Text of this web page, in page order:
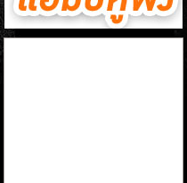
แอมป์หูฟัง